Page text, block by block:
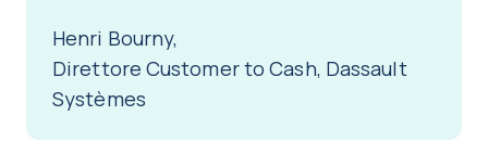
Henri Bourny,
Direttore Customer to Cash, Dassault
Systèmes